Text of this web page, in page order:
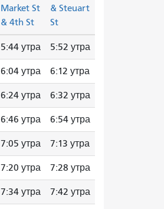
Market St
& 4th St
& Steuart
St
5:44 утра 5:52 утра
6:04 утра 6:12 утра
6:24 утра 6:32 утра
6:46 утра 6:54 утра
7:05 утра 7:13 утра
7:20 утра 7:28 утра
7:34 утра 7:42 утра